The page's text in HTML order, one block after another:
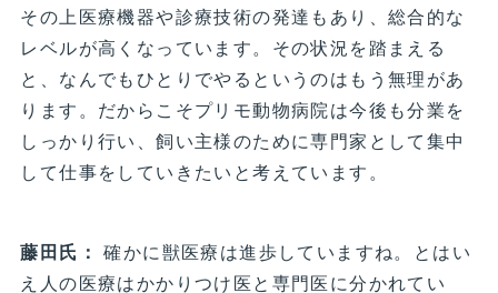
その上医療機器や診療技術の発達もあり、総合的な
レベルが高くなっています。その状況を踏まえる
と、なんでもひとりでやるというのはもう無理があ
ります。だからこそプリモ動物病院は今後も分業を
しっかり行い、飼い主様のために専門家として集中
して仕事をしていきたいと考えています。
藤田氏：確かに獣医療は進歩していますね。とはい
え人の医療はかかりつけ医と専門医に分かれてい